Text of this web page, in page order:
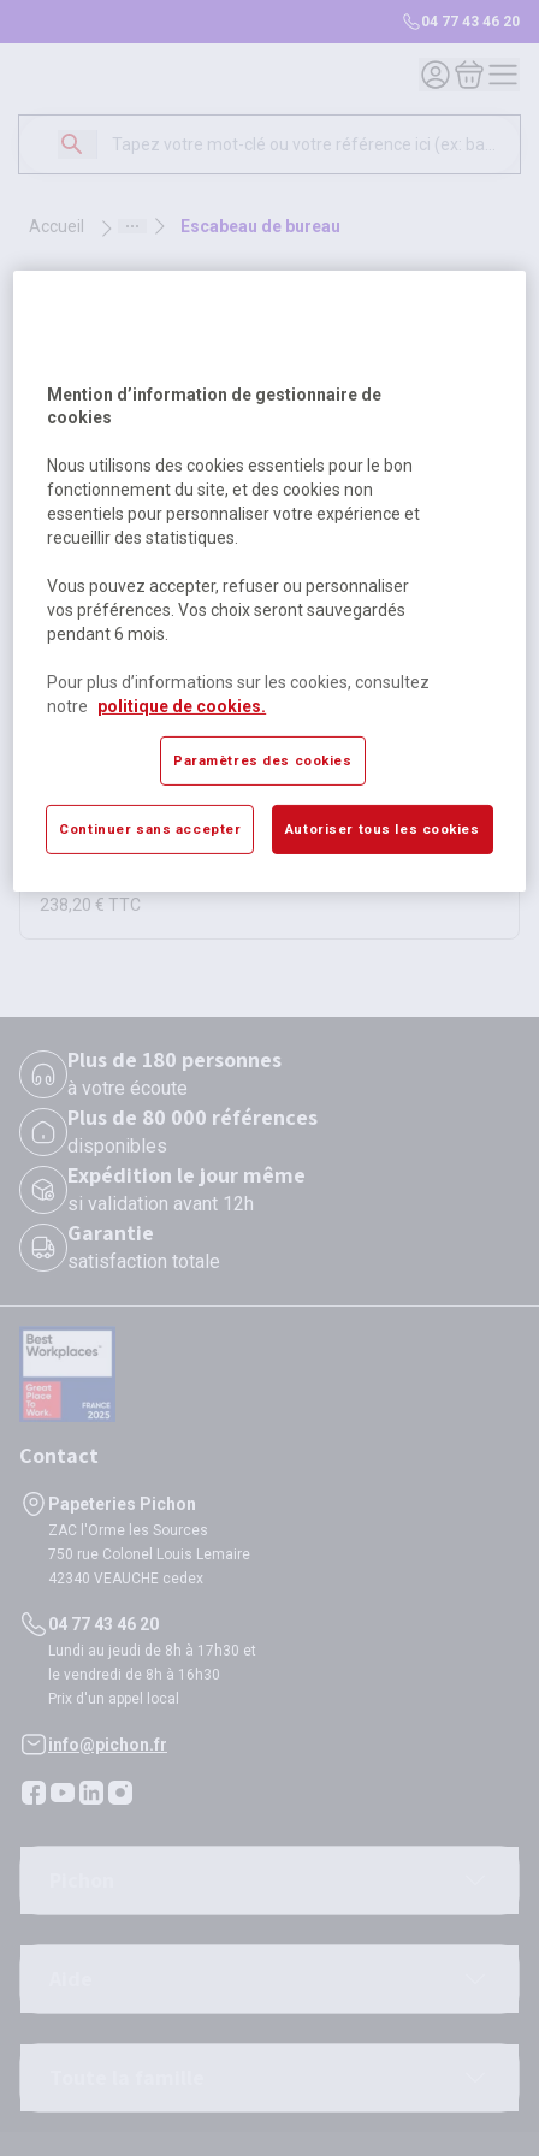
04 77 43 46 20
Mon compte
Mon
accueil escabeau de bureau
Escabeau isolant fibre de verre Pro Intensif - Tubesca
5 autres références
À partir de
238,20 € TTC
Plus de 180 personnes
à votre écoute
Plus de 80 000 références
disponibles
Expédition le jour même
si validation avant 12h
Garantie
satisfaction totale
Contact
Papeteries Pichon
ZAC l'Orme les Sources
750 rue Colonel Louis Lemaire
42340 VEAUCHE cedex
04 77 43 46 20
Lundi au jeudi de 8h à 17h30 et
le vendredi de 8h à 16h30
Prix d'un appel local
info@pichon.fr
Mention d’information de gestionnaire de
cookies
Nous utilisons des cookies essentiels pour le bon
fonctionnement du site, et des cookies non
essentiels pour personnaliser votre expérience et
recueillir des statistiques.
Vous pouvez accepter, refuser ou personnaliser
vos préférences. Vos choix seront sauvegardés
pendant 6 mois.
Pour plus d’informations sur les cookies, consultez
notre
politique de cookies.
Paramètres des cookies
Continuer sans accepter Autoriser tous les cookies